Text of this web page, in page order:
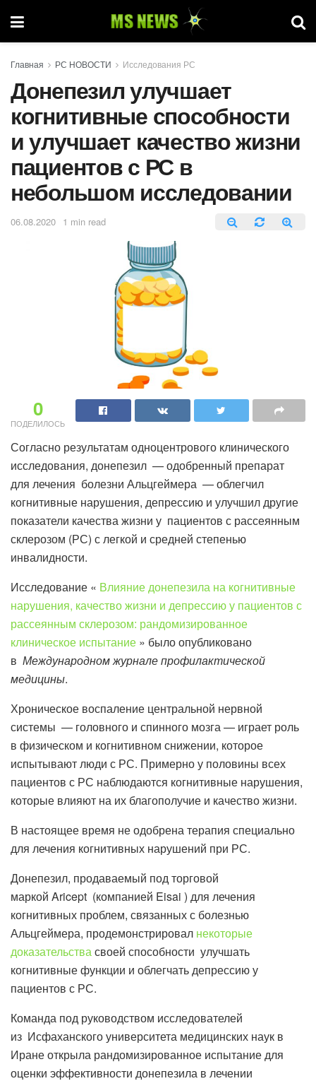
Главная РС НОВОСТИ Исследования РС
Донепезил улучшает
когнитивные способности
и улучшает качество жизни
пациентов с РС в
небольшом исследовании
06.08.2020 1 min read
0
ПОДЕЛИЛОСЬ
Согласно результатам одноцентрового клинического
исследования, донепезил — одобренный препарат
для лечения болезни Альцгеймера — облегчил
когнитивные нарушения, депрессию и улучшил другие
показатели качества жизни у пациентов с рассеянным
склерозом (РС) с легкой и средней степенью
инвалидности.
Исследование « Влияние донепезила на когнитивные
нарушения, качество жизни и депрессию у пациентов с
рассеянным склерозом: рандомизированное
клиническое испытание » было опубликовано
в Международном журнале профилактической
медицины.
Хроническое воспаление центральной нервной
системы — головного и спинного мозга — играет роль
в физическом и когнитивном снижении, которое
испытывают люди с РС. Примерно у половины всех
пациентов с РС наблюдаются когнитивные нарушения,
которые влияют на их благополучие и качество жизни.
В настоящее время не одобрена терапия специально
для лечения когнитивных нарушений при РС.
Донепезил, продаваемый под торговой
маркой Aricept (компанией Eisai ) для лечения
когнитивных проблем, связанных с болезнью
Альцгеймера, продемонстрировал некоторые
доказательствасвоей способности улучшать
когнитивные функции и облегчать депрессию у
пациентов с РС.
Команда под руководством исследователей
из Исфаханского университета медицинских наук в
Иране открыла рандомизированное испытание для
оценки эффективности донепезила в лечении